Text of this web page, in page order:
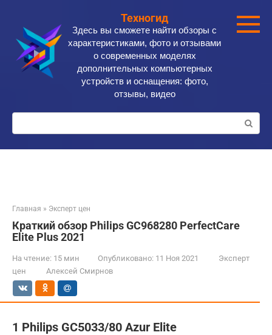
контенту
Техногид
Здесь вы сможете найти обзоры с
характеристиками, фото и отзывами
о современных моделях
дополнительных компьютерных
устройств и оснащения: фото,
отзывы, видео
Поиск:
Главная » Эксперт цен
Краткий обзор Philips GC968280 PerfectCare
Elite Plus 2021
На чтение: 15 мин Опубликовано: 11 Ноя 2021
Эксперт
цен
Алексей Смирнов
1 Philips GC5033/80 Azur Elite